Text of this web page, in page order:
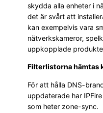
skydda alla enheter i
det är svårt att
kan exempelvis vara
nätverkskameror,
uppkopplade
Filterlistorna hämtas
För att hålla DNS-
uppdaterade har
som heter zone-sync.